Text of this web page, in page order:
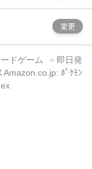
変更
ドゲーム
即日発
Amazon.co.jp: ﾎﾟｹﾓﾝ